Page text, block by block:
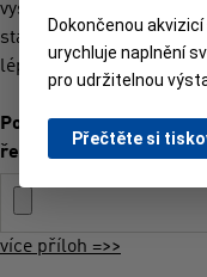
vysněném domě -
standardu apod. Čím víc
lépe.
Požadované přílohy k
řez (vkládejte přílohy
více příloh =>>
Dokončenou
urychluje naplnění
pro udržitelnou
Přečtěte si